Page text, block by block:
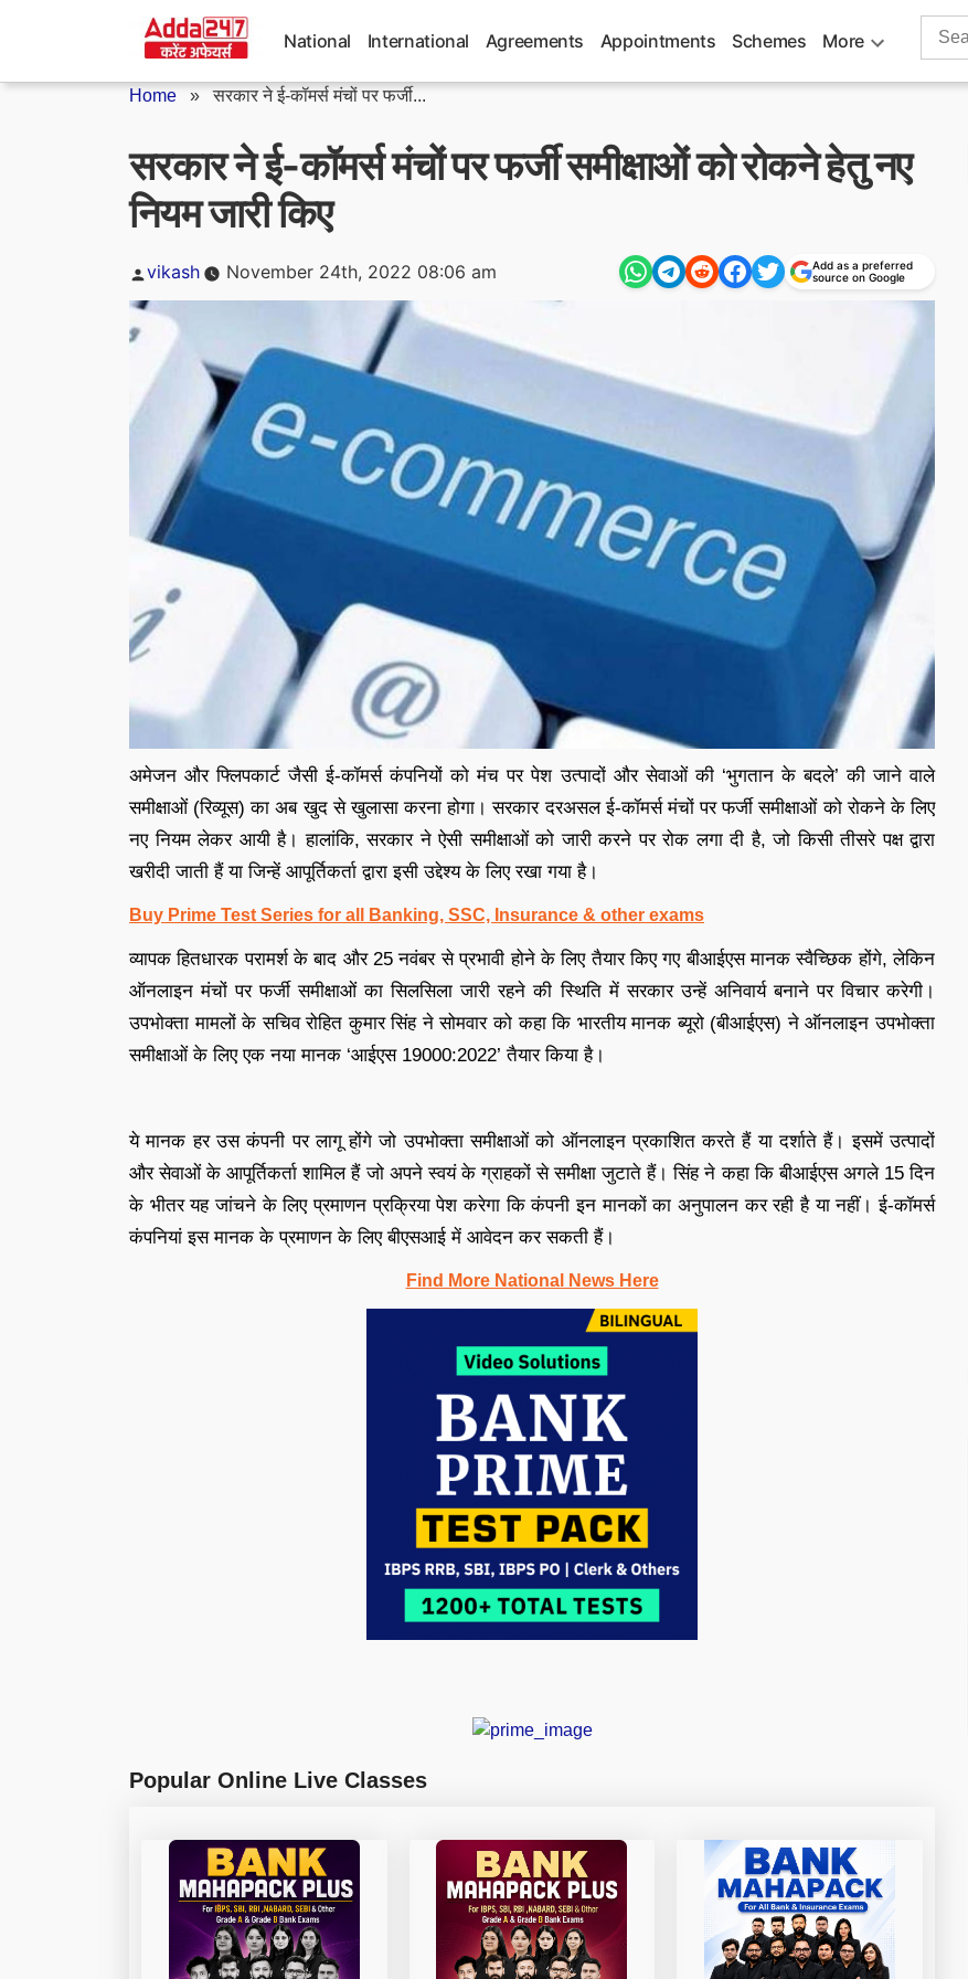
National International Agreements Appointments Schemes More
Search
Home »सरकार ने ई-कॉमर्स मंचों पर फर्जी...
सरकार ने ई-कॉमर्स मंचों पर फर्जी समीक्षाओं को रोकने हेतु नए
नियम जारी किए
Posted
vikash November 24th, 2022 08:06 am
Add as a preferred
source on Google
अमेजन और फ्लिपकार्ट जैसी ई-कॉमर्स कंपनियों को मंच पर पेश उत्पादों और सेवाओं की ‘भुगतान के बदले’ की जाने वाले
समीक्षाओं (रिव्यूस) का अब खुद से खुलासा करना होगा। सरकार दरअसल ई-कॉमर्स मंचों पर फर्जी समीक्षाओं को रोकने के लिए
नए नियम लेकर आयी है। हालांकि, सरकार ने ऐसी समीक्षाओं को जारी करने पर रोक लगा दी है, जो किसी तीसरे पक्ष द्वारा
खरीदी जाती हैं या जिन्हें आपूर्तिकर्ता द्वारा इसी उद्देश्य के लिए रखा गया है।
Buy Prime Test Series for all Banking, SSC, Insurance & other exams
व्यापक हितधारक परामर्श के बाद और 25 नवंबर से प्रभावी होने के लिए तैयार किए गए बीआईएस मानक स्वैच्छिक होंगे, लेकिन
ऑनलाइन मंचों पर फर्जी समीक्षाओं का सिलसिला जारी रहने की स्थिति में सरकार उन्हें अनिवार्य बनाने पर विचार करेगी।
उपभोक्ता मामलों के सचिव रोहित कुमार सिंह ने सोमवार को कहा कि भारतीय मानक ब्यूरो (बीआईएस) ने ऑनलाइन उपभोक्ता
समीक्षाओं के लिए एक नया मानक ‘आईएस 19000:2022’ तैयार किया है।
ये मानक हर उस कंपनी पर लागू होंगे जो उपभोक्ता समीक्षाओं को ऑनलाइन प्रकाशित करते हैं या दर्शाते हैं। इसमें उत्पादों
और सेवाओं के आपूर्तिकर्ता शामिल हैं जो अपने स्वयं के ग्राहकों से समीक्षा जुटाते हैं। सिंह ने कहा कि बीआईएस अगले 15 दिन
के भीतर यह जांचने के लिए प्रमाणन प्रक्रिया पेश करेगा कि कंपनी इन मानकों का अनुपालन कर रही है या नहीं। ई-कॉमर्स
कंपनियां इस मानक के प्रमाणन के लिए बीएसआई में आवेदन कर सकती हैं।
Find More National News Here
Popular Online Live Classes